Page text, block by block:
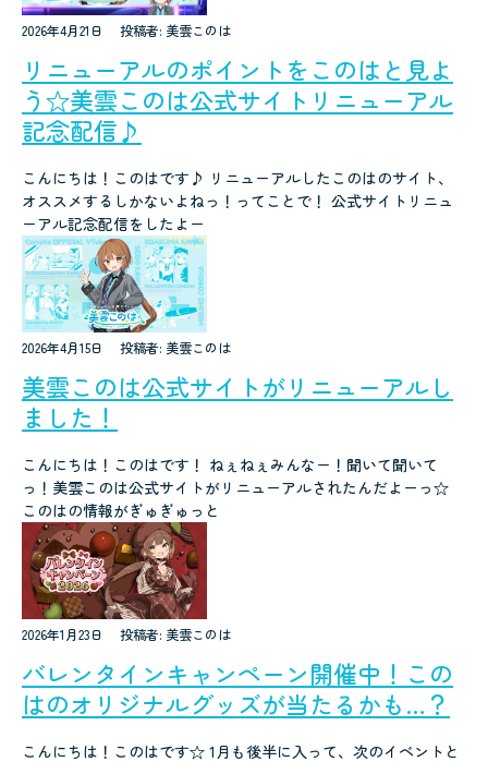
2026年4月21日 投稿者: 美雲このは
リニューアルのポイントをこのはと見よ
う☆美雲このは公式サイトリニューアル
記念配信♪
こんにちは！このはです♪ リニューアルしたこのはのサイト、
オススメするしかないよねっ！ってことで！ 公式サイトリニュ
ーアル記念配信をしたよー
2026年4月15日 投稿者: 美雲このは
美雲このは公式サイトがリニューアルし
ました！
こんにちは！このはです！ ねぇねぇみんなー！聞いて聞いて
っ！美雲このは公式サイトがリニューアルされたんだよーっ☆
このはの情報がぎゅぎゅっと
2026年1月23日 投稿者: 美雲このは
バレンタインキャンペーン開催中！この
はのオリジナルグッズが当たるかも…？
こんにちは！このはです☆ 1月も後半に入って、次のイベントと